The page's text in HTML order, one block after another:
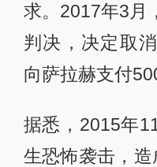
求。2017年3月
判决，决定取
向萨拉赫支付
据悉，2015年
生恐怖袭击，